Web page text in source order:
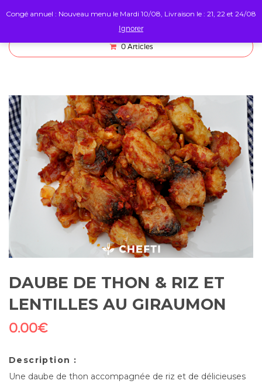
0 Articles
DAUBE DE THON & RIZ ET
LENTILLES AU GIRAUMON
0.00€
Description :
Une daube de thon accompagnée de riz et de délicieuses
Congé annuel : Nouveau menu le Mardi 10/08, Livraison le : 21, 22 et 24/08
Ignorer